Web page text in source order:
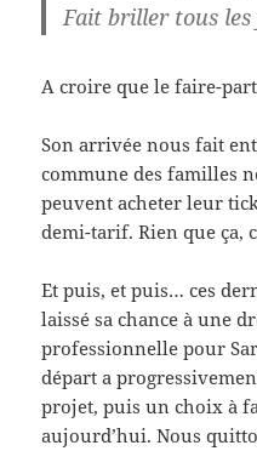
Fait briller tous
A croire que le faire-
Son arrivée nous fait
commune des familles
peuvent acheter leur
demi-tarif. Rien que ça,
Et puis, et puis… ces
laissé sa chance à une
professionnelle pour
départ a
projet, puis un choix à
aujourd’hui. Nous